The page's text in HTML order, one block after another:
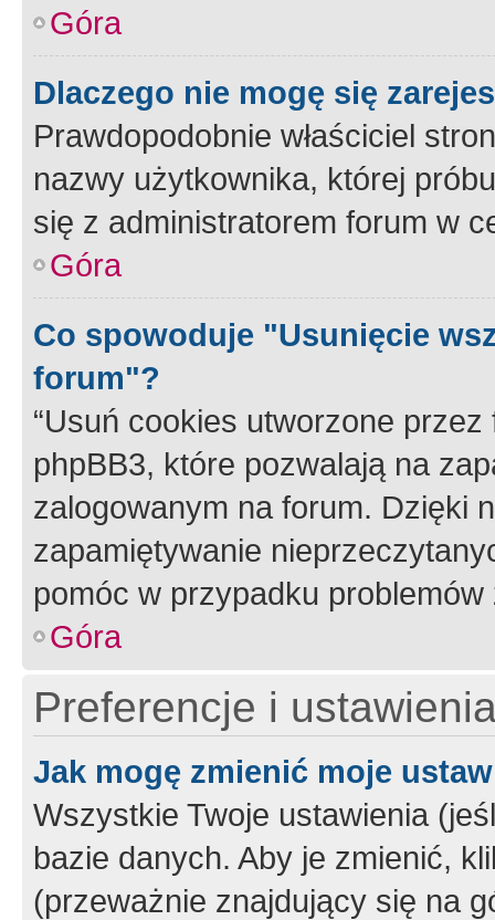
Góra
Dlaczego nie mogę się
Prawdopodobnie właściciel
nazwy użytkownika, której
się z administratorem forum w
Góra
Co spowoduje "Usunięcie
forum"?
“Usuń cookies utworzone
phpBB3, które pozwalają na
zalogowanym na forum. Dzięki
zapamiętywanie
pomóc w przypadku
Góra
Preferencje i
Jak mogę zmienić moje
Wszystkie Twoje ustawienia
bazie danych. Aby je zmienić,
(przeważnie znajdujący się na